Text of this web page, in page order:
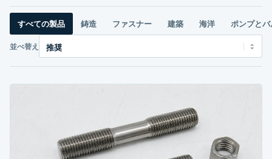
すべての製品 鋳造 ファスナー 建築 海洋 ポンプと
並べ替え